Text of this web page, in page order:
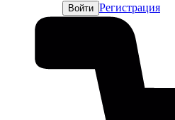
Войти Регистрация